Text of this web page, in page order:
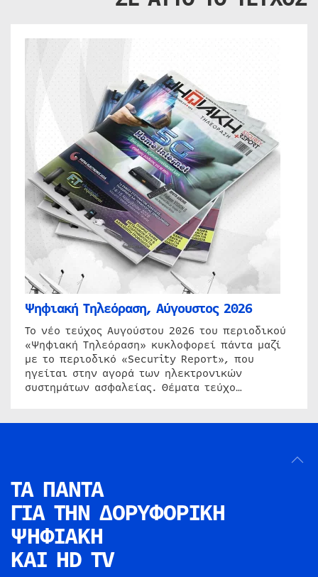
Ψηφιακή Τηλεόραση, Αύγουστος 2026
Το νέο τεύχος Αυγούστου 2026 του περιοδικού
«Ψηφιακή Τηλεόραση» κυκλοφορεί πάντα μαζί
με το περιοδικό «Security Report», που
ηγείται στην αγορά των ηλεκτρονικών
συστημάτων ασφαλείας. Θέματα τεύχο…
ΤΑ ΠΑΝΤΑ
ΓΙΑ ΤΗΝ ΔΟΡΥΦΟΡΙΚΗ
ΨΗΦΙΑΚΗ
ΚΑΙ HD TV